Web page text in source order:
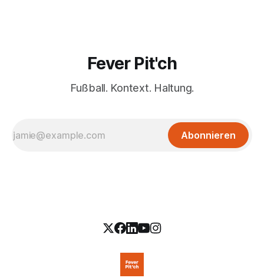
Fever Pit'ch
Fußball. Kontext. Haltung.
Abonnieren